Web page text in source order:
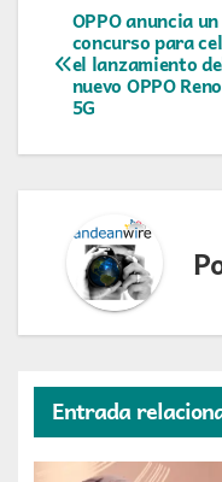
de
entradas
OPPO anuncia un
concurso para
el lanzamiento
nuevo OPPO
5G
Entrada